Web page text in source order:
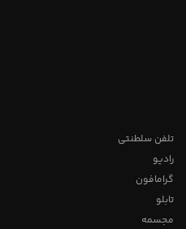
تلفن سلطنتی
رادیو
گرامافون
تابلو
مجسمه